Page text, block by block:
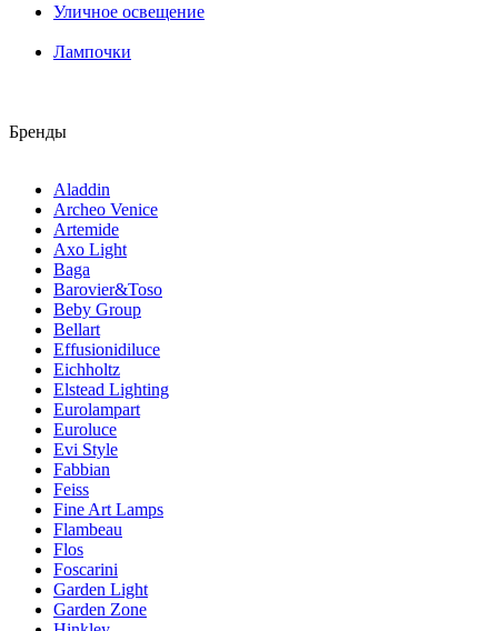
Уличное освещение
Лампочки
Бренды
Aladdin
Archeo Venice
Artemide
Axo Light
Baga
Barovier&Toso
Beby Group
Bellart
Effusionidiluce
Eichholtz
Elstead Lighting
Eurolampart
Euroluce
Evi Style
Fabbian
Feiss
Fine Art Lamps
Flambeau
Flos
Foscarini
Garden Light
Garden Zone